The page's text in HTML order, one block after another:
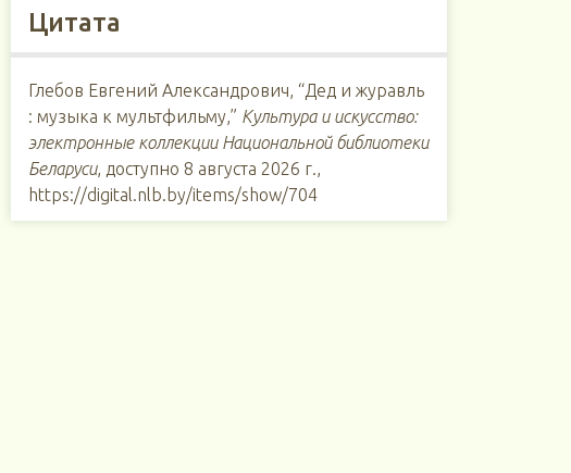
Цитата
Глебов Евгений Александрович, “Дед и журавль
: музыка к мультфильму,” Культура и искусство:
электронные коллекции Национальной библиотеки
Беларуси, доступно 8 августа 2026 г.,
https://digital.nlb.by/items/show/704